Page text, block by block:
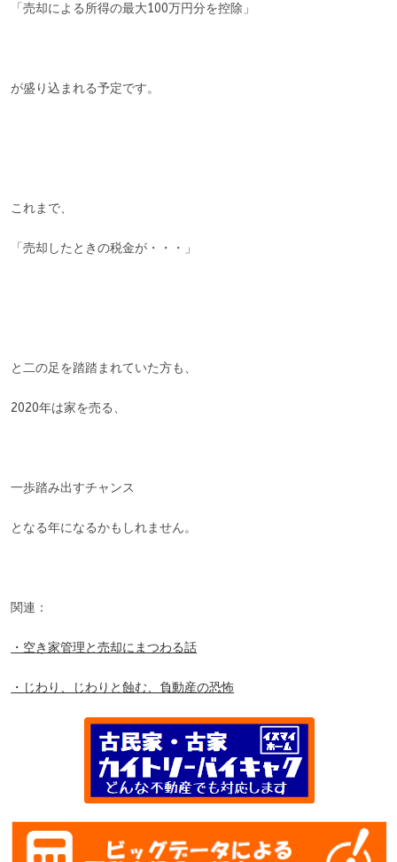
「売却による所得の最大100万円分を控除」
が盛り込まれる予定です。
これまで、
「売却したときの税金が・・・」
と二の足を踏踏まれていた方も、
2020年は家を売る、
一歩踏み出すチャンス
となる年になるかもしれません。
関連：
・空き家管理と売却にまつわる話
・じわり、じわりと蝕む、負動産の恐怖